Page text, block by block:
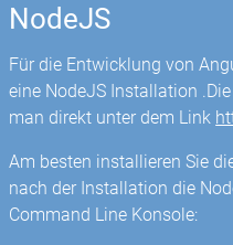
NodeJS
Für die Entwicklung von
eine NodeJS Installation
man direkt unter dem Link
Am besten installieren Sie
nach der Installation die
Command Line Konsole: